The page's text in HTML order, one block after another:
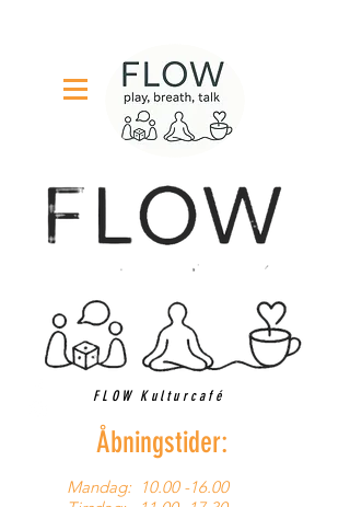
FLOW Kulturcafé
Åbningstider:
Mandag: 10.00 -16.00